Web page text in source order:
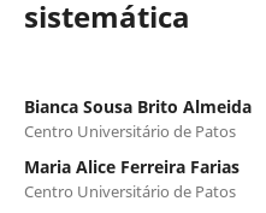
sistemática
Bianca Sousa Brito Almeida
Centro Universitário de Patos
Maria Alice Ferreira Farias
Centro Universitário de Patos